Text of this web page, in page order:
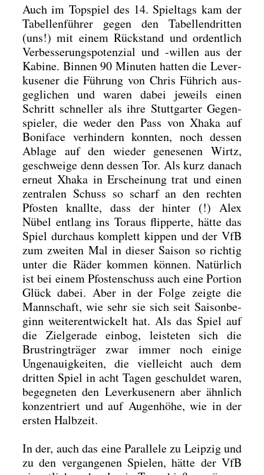
Auch im Top­spiel des 14. Spiel­tags kam der
Tabel­len­füh­rer gegen den Tabel­len­drit­ten
(uns!) mit einem Rück­stand und ordent­lich
Ver­bes­se­rungs­po­ten­zi­al und ‑wil­len aus der
Kabi­ne. Bin­nen 90 Minu­ten hat­ten die Lever­
ku­se­ner die Füh­rung von Chris Füh­rich aus­
ge­gli­chen und waren dabei jeweils einen
Schritt schnel­ler als ihre Stutt­gar­ter Gegen­
spie­ler, die weder den Pass von Xha­ka auf
Boni­face ver­hin­dern konn­ten, noch des­sen
Abla­ge auf den wie­der gene­se­nen Wirtz,
geschwei­ge denn des­sen Tor. Als kurz danach
erneut Xha­ka in Erschei­nung trat und einen
zen­tra­len Schuss so scharf an den rech­ten
Pfos­ten knall­te, dass der hin­ter (!) Alex
Nübel ent­lang ins Tor­aus flip­per­te, hät­te das
Spiel durch­aus kom­plett kip­pen und der VfB
zum zwei­ten Mal in die­ser Sai­son so rich­tig
unter die Räder kom­men kön­nen. Natür­lich
ist bei einem Pfos­ten­schuss auch eine Por­ti­on
Glück dabei. Aber in der Fol­ge zeig­te die
Mann­schaft, wie sehr sie sich seit Sai­son­be­
ginn wei­ter­ent­wi­ckelt hat. Als das Spiel auf
die Ziel­ge­ra­de ein­bog, leis­te­ten sich die
Brust­ring­trä­ger zwar immer noch eini­ge
Unge­nau­ig­kei­ten, die viel­leicht auch dem
drit­ten Spiel in acht Tagen geschul­det waren,
begeg­ne­ten den Lever­ku­se­nern aber ähn­lich
kon­zen­triert und auf Augen­hö­he, wie in der
ers­ten Halb­zeit.
In der, auch das eine Par­al­le­le zu Leip­zig und
zu den ver­gan­ge­nen Spie­len, hät­te der VfB